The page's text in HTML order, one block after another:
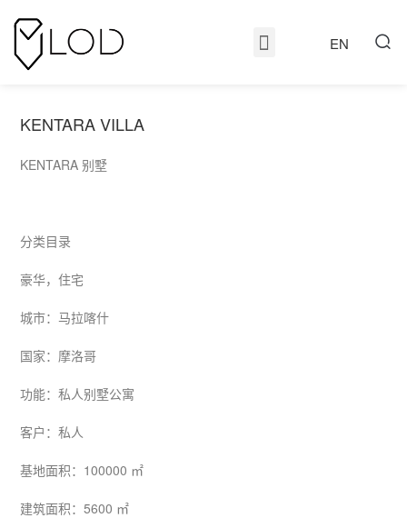
EN
KENTARA VILLA
KENTARA 别墅
分类目录
豪华，住宅
城市：马拉喀什
国家：摩洛哥
功能：私人别墅公寓
客户：私人
基地面积：100000 ㎡
建筑面积：5600 ㎡